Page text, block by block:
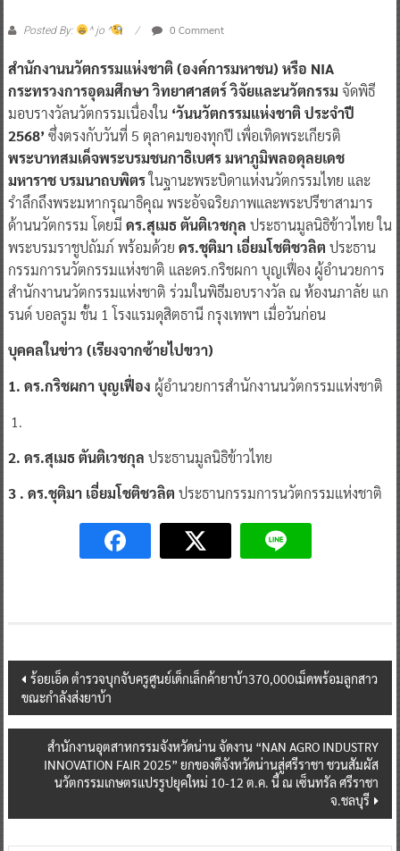
Posted By: ^ jo ^ 0 Comment
สำนักงานนวัตกรรมแห่งชาติ (องค์การมหาชน) หรือ NIA
กระทรวงการอุดมศึกษา วิทยาศาสตร์ วิจัยและนวัตกรรม จัดพิธี
มอบรางวัลนวัตกรรมเนื่องใน ‘วันนวัตกรรมแห่งชาติ ประจำปี
2568’ ซึ่งตรงกับวันที่ 5 ตุลาคมของทุกปี เพื่อเทิดพระเกียรติ
พระบาทสมเด็จพระบรมชนกาธิเบศร มหาภูมิพลอดุลยเดช
มหาราช บรมนาถบพิตรในฐานะพระบิดาแห่งนวัตกรรมไทย และ
รำลึกถึงพระมหากรุณาธิคุณ พระอัจฉริยภาพและพระปรีชาสามาร
ด้านนวัตกรรม โดยมี ดร.สุเมธ ตันติเวชกุล ประธานมูลนิธิข้าวไทย ใน
พระบรมราชูปถัมภ์ พร้อมด้วย ดร.ชุติมา เอี่ยมโชติชวลิต ประธาน
กรรมการนวัตกรรมแห่งชาติ และดร.กริชผกา บุญเฟื่อง ผู้อำนวยการ
สำนักงานนวัตกรรมแห่งชาติ ร่วมในพิธีมอบรางวัล ณ ห้องนภาลัย แก
รนด์ บอลรูม ชั้น 1 โรงแรมดุสิตธานี กรุงเทพฯ เมื่อวันก่อน
บุคคลในข่าว (เรียงจากซ้ายไปขวา)
1. ดร.กริชผกา บุญเฟื่อง ผู้อำนวยการสำนักงานนวัตกรรมแห่งชาติ
2. ดร.สุเมธ ตันติเวชกุล ประธานมูลนิธิข้าวไทย
3 . ดร.ชุติมา เอี่ยมโชติชวลิต ประธานกรรมการนวัตกรรมแห่งชาติ
Post
navigation
ร้อยเอ็ด ตำรวจบุกจับครูศูนย์เด็กเล็กค้ายาบ้า370,000เม็ดพร้อมลูกสาว
ขณะกำลังส่งยาบ้า
สำนักงานอุตสาหกรรมจังหวัดน่าน จัดงาน “NAN AGRO INDUSTRY
INNOVATION FAIR 2025” ยกของดีจังหวัดน่านสู่ศรีราชา ชวนสัมผัส
นวัตกรรมเกษตรแปรรูปยุคใหม่ 10-12 ต.ค. นี้ ณ เซ็นทรัล ศรีราชา
จ.ชลบุรี